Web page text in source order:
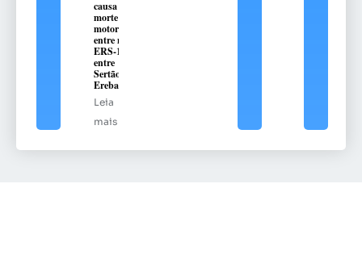
causa
morte de
motorista
entre na
ERS-135,
entre
Sertão e
Erebango
Leia
mais